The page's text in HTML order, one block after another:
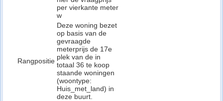
per vierkante meter
w
Rangpositie
Deze woning bezet
op basis van de
gevraagde
meterprijs de 17e
plek van de in
totaal 36 te koop
staande woningen
(woontype:
Huis_met_land) in
deze buurt.